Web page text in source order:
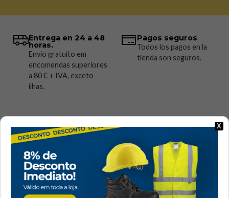
Entrega en 24 a 48
horas.
Envio gratuito em
encomendas superiores
a 80 € + IVA, exceto
ilhas.
Pagos seguros
Todos los pagos en la
tienda son seguros.
X